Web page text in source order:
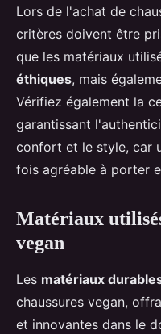
Lors de l'achat de
critères doivent être
que les matériaux
éthiques, mais
Vérifiez également la
garantissant
confort et le style, car
fois agréable à porter
Matériaux
vegan
Les matériaux
chaussures vegan,
et innovantes dans le